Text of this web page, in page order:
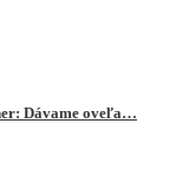
Dávame oveľa…